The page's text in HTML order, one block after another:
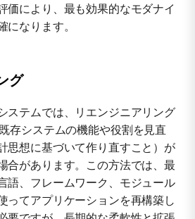
価により、最も効果的なモダナイ
なります。
グ
ステムでは、リエンジニアリング
存システムの機能や役割を見直
思想に基づいて作り直すこと）が
合があります。この方法では、最
語、フレームワーク、モジュール
ってアプリケーションを再構築し